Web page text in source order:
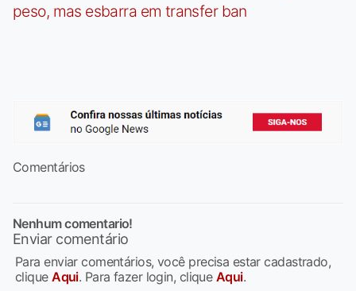
peso, mas esbarra em transfer ban
Comentários
Nenhum comentario!
Enviar comentário
Para enviar comentários, você precisa estar cadastrado,
cliqueAqui. Para fazer login, clique Aqui.